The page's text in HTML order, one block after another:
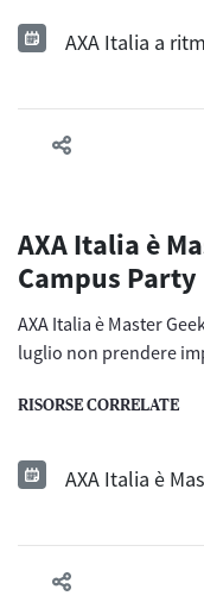
AXA Italia è
Campus Party
AXA Italia è Master
luglio non prendere
RISORSE CORRELATE
AXA Italia è